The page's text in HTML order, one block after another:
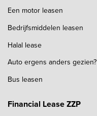
Een motor leasen
Bedrijfsmiddelen leasen
Halal lease
Auto ergens anders gezien?
Bus leasen
Financial Lease ZZP